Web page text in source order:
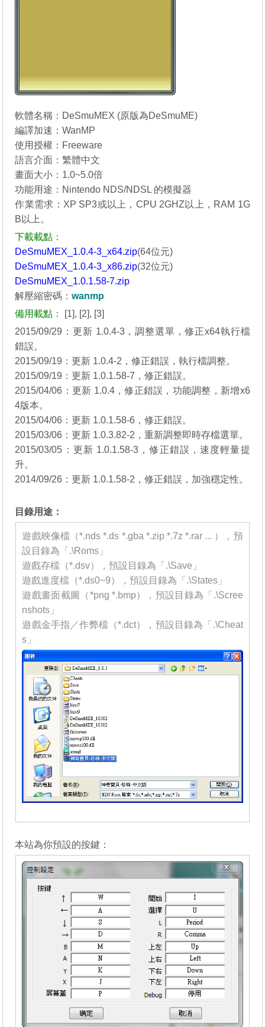
軟體名稱：DeSmuMEX (原版為DeSmuME)
編譯加速：WanMP
使用授權：Freeware
語言介面：繁體中文
畫面大小：1.0~5.0倍
功能用途：Nintendo NDS/NDSL 的模擬器
作業需求：XP SP3或以上，CPU 2GHZ以上，RAM 1G
B以上。
下載載點 ：
DeSmuMEX_1.0.4-3_x64.zip(64位元)
DeSmuMEX_1.0.4-3_x86.zip(32位元)
DeSmuMEX_1.0.1.58-7.zip
解壓縮密碼：wanmp
備用載點 ： [1], [2], [3]
2015/09/29：更新 1.0.4-3，調整選單，修正x64執行檔
錯誤。
2015/09/19：更新 1.0.4-2，修正錯誤，執行檔調整。
2015/09/19：更新 1.0.1.58-7，修正錯誤。
2015/04/06：更新 1.0.4，修正錯誤，功能調整，新增x6
4版本。
2015/04/06：更新 1.0.1.58-6，修正錯誤。
2015/03/06：更新 1.0.3.82-2，重新調整即時存檔選單。
2015/03/05：更新 1.0.1.58-3，修正錯誤，速度輕量提
升。
2014/09/26：更新 1.0.1.58-2，修正錯誤，加強穩定性。
目錄用途：
遊戲映像檔（*.nds *.ds *.gba *.zip *.7z *.rar ... ），預
設目錄為「.\Roms」
遊戲存檔（*.dsv），預設目錄為「.\Save」
遊戲進度檔（*.ds0~9），預設目錄為「.\States」
遊戲畫面截圖（*png *.bmp），預設目錄為「.\Scree
nshots」
遊戲金手指／作弊檔（*.dct），預設目錄為「.\Cheat
s」
本站為你預設的按鍵：